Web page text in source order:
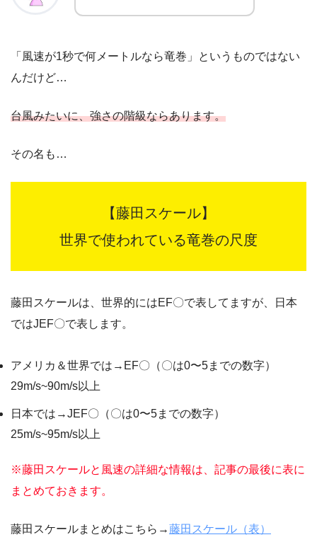
「風速が1秒で何メートルなら竜巻」というものではない
んだけど…
台風みたいに、強さの階級ならあります。
その名も…
【藤田スケール】
世界で使われている竜巻の尺度
藤田スケールは、世界的にはEF〇で表してますが、日本
ではJEF〇で表します。
アメリカ＆世界では→EF〇（〇は0〜5までの数字）
29m/s~90m/s以上
日本では→JEF〇（〇は0〜5までの数字）
25m/s~95m/s以上
※藤田スケールと風速の詳細な情報は、記事の最後に表に
まとめておきます。
藤田スケールまとめはこちら→ 藤田スケール（表）